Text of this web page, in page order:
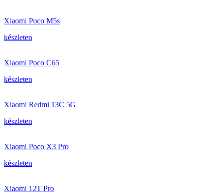
Xiaomi Poco M5s
készleten
Xiaomi Poco C65
készleten
Xiaomi Redmi 13C 5G
készleten
Xiaomi Poco X3 Pro
készleten
Xiaomi 12T Pro